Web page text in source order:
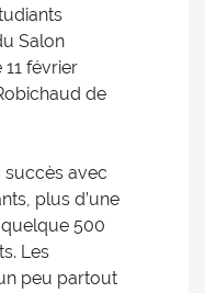
Salon
11 février
de
succès avec
plus d’une
500
Les
peu partout